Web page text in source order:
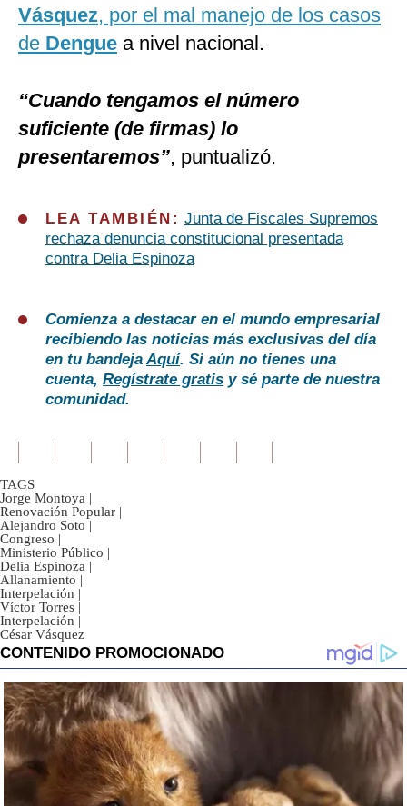
Vásquez, por el mal manejo de los casos
de Dengue a nivel nacional.
“Cuando tengamos el número
suficiente (de firmas) lo
presentaremos”, puntualizó.
LEA TAMBIÉN: Junta de Fiscales Supremos
rechaza denuncia constitucional presentada
contra Delia Espinoza
Comienza a destacar en el mundo empresarial
recibiendo las noticias más exclusivas del día
en tu bandejaAquí. Si aún no tienes una
cuenta, Regístrate gratis y sé parte de nuestra
comunidad.
TAGS
Jorge Montoya |
Renovación Popular |
Alejandro Soto |
Congreso |
Ministerio Público |
Delia Espinoza |
Allanamiento |
Interpelación |
Víctor Torres |
Interpelación |
César Vásquez